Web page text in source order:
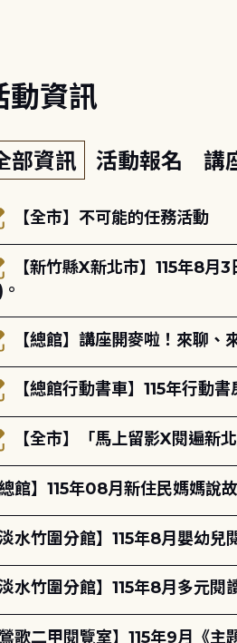
動資訊
部資訊 活動報名 講
【全市】不可能的任務活動
【新竹縣X新北市】115年8月
【總館】講座開麥啦！來聊、
【總館行動書車】115年行動
【全市】「馬上留影X閱遍新
總館】115年08月新住民媽媽說
淡水竹圍分館】115年8月嬰幼
淡水竹圍分館】115年8月多元
鶯歌二甲閱覽室】115年9月《